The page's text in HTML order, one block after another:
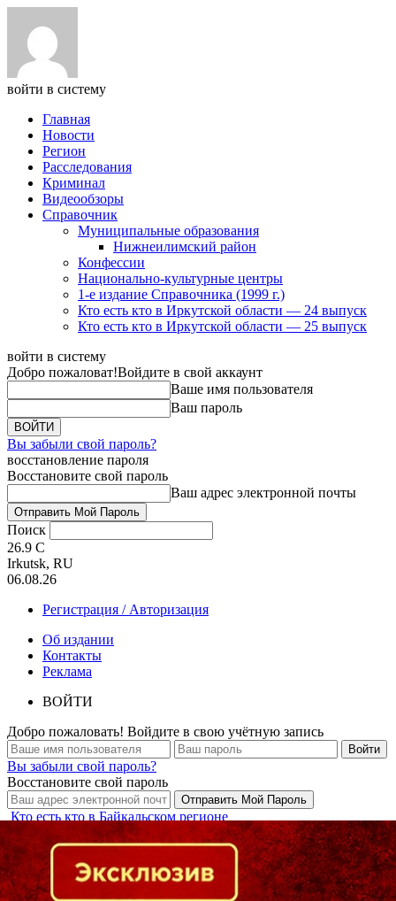
войти в систему
Главная
Новости
Регион
Расследования
Криминал
Видеообзоры
Справочник
Муниципальные образования
Нижнеилимский район
Конфессии
Национально-культурные центры
1-е издание Справочника (1999 г.)
Кто есть кто в Иркутской области — 24 выпуск
Кто есть кто в Иркутской области — 25 выпуск
войти в систему
Добро пожаловат!Войдите в свой аккаунт
Ваше имя пользователя
Ваш пароль
Вы забыли свой пароль?
восстановление пароля
Восстановите свой пароль
Ваш адрес электронной почты
Поиск
26.9 C
Irkutsk, RU
06.08.26
Регистрация / Авторизация
Об издании
Контакты
Реклама
ВОЙТИ
Добро пожаловать! Войдите в свою учётную запись
Вы забыли свой пароль?
Восстановите свой пароль
Кто есть кто в Байкальском регионе